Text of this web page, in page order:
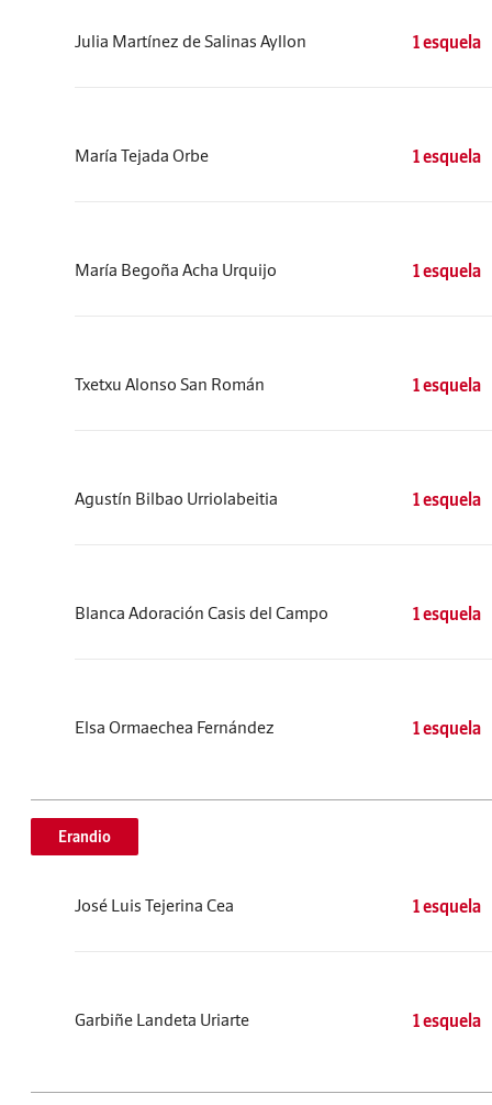
Julia Martínez de Salinas Ayllon 1 esquela
María Tejada Orbe 1 esquela
María Begoña Acha Urquijo 1 esquela
Txetxu Alonso San Román 1 esquela
Agustín Bilbao Urriolabeitia 1 esquela
Blanca Adoración Casis del Campo 1 esquela
Elsa Ormaechea Fernández 1 esquela
Erandio
José Luis Tejerina Cea 1 esquela
Garbiñe Landeta Uriarte 1 esquela